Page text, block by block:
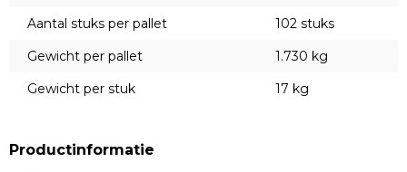
Aantal stuks per pallet
102 stuks
Gewicht per pallet
1.730 kg
Gewicht per stuk
17 kg
Productinformatie